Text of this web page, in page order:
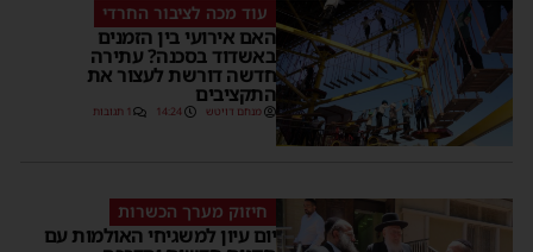
עוד מכה לציבור החרדי
האם אירועי בין הזמנים
באשדוד בסכנה? עתירה
חדשה דורשת לעצור את
התקציבים
מנחם דויטש 14:24 1 תגובות
חיזוק מערך הכשרות
יום עיון למשגיחי האולמות עם